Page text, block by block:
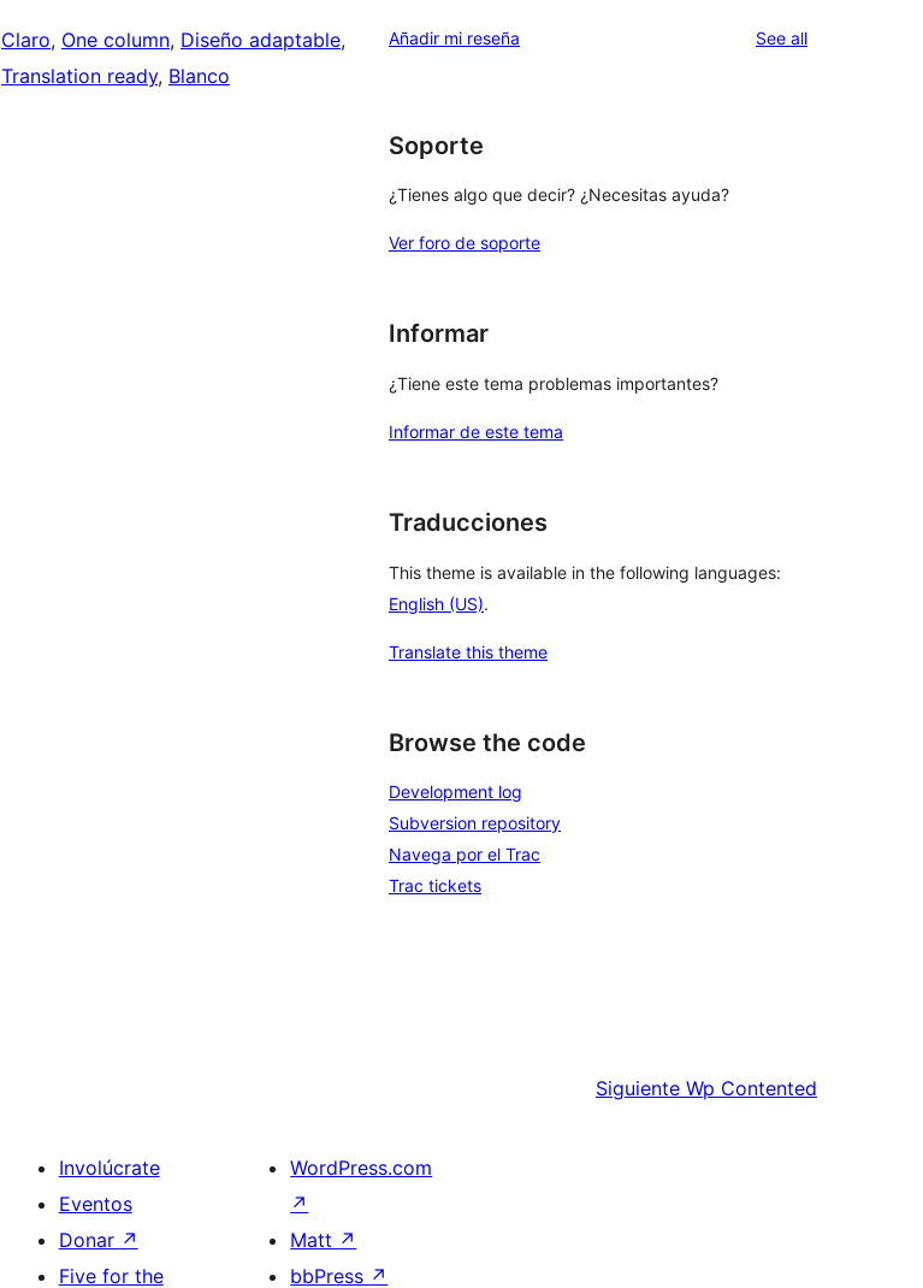
Claro, One column, Diseño adaptable
Translation ready, Blanco
reviews
star
Añadir mi reseña See allreviews
Soporte
¿Tienes algo que decir? ¿Necesitas ayuda?
Ver foro de soporte
Informar
¿Tiene este tema problemas importantes?
Informar de este tema
Traducciones
This theme is available in the following languages:
English (US).
Translate this theme
Browse the code
Development log
Subversion repository
Navega por el Trac
Trac tickets
Siguiente Wp Contented
Involúcrate
Eventos
Donar ↗
Five for the
WordPress.com
↗
Matt ↗
bbPress ↗